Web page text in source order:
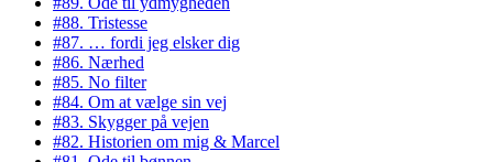
#88. Tristesse
#87. … fordi jeg elsker dig
#86. Nærhed
#85. No filter
#84. Om at vælge sin vej
#83. Skygger på vejen
#82. Historien om mig & Marcel